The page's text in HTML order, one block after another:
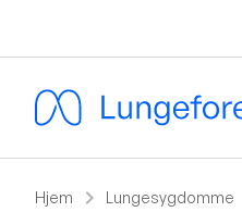
Hjem chevron_right Lungesygdomme